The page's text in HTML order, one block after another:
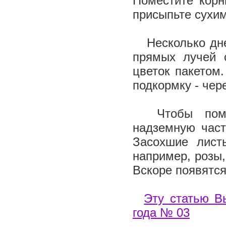
присыпьте
Несколько
прямых лучей
цветок
подкормку -
Чтобы
надземную
Засохшие
например,
Вскоре
Эту статью
года № 03